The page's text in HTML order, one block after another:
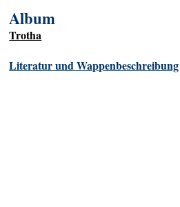
Album
Trotha
Literatur und